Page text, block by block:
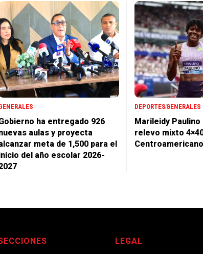
ha entregado 926
aulas y proyecta
meta de 1,500 para el
del año escolar 2026-
DEPORTESGENERALES
Marileidy
relevo mixto
LEGAL